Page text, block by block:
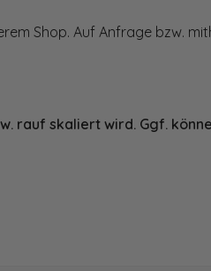
Shop. Auf Anfrage bzw.
rauf skaliert wird. Ggf.